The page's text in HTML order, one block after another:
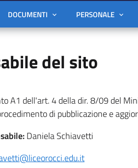
DOCUMENTI PERSONALE
del sito
A1 dell'art. 4 della dir. 8/09 del
di pubblicazione e
Daniela Schiavetti